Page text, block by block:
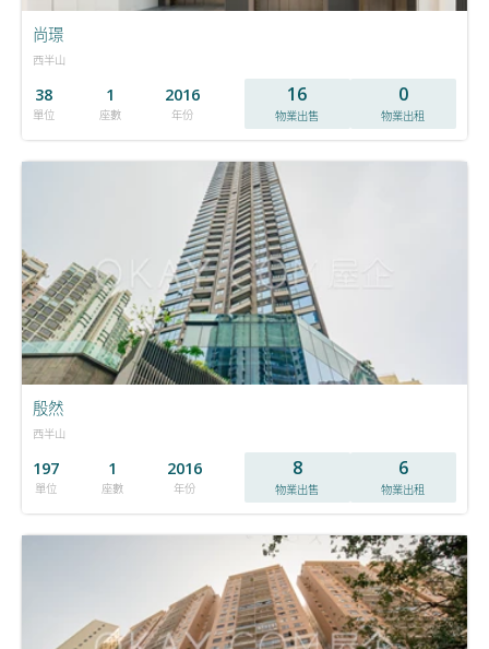
尚璟
西半山
38
單位
1
座數
2016
年份
16
物業出售
0
物業出租
殷然
西半山
197
單位
1
座數
2016
年份
8
物業出售
6
物業出租